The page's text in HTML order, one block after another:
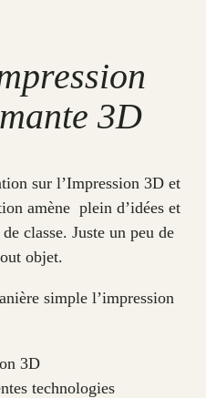
3D
sur l’Impression 3D et
amène plein d’idées et
classe. Juste un peu de
objet.
simple l’impression
3D
technologies